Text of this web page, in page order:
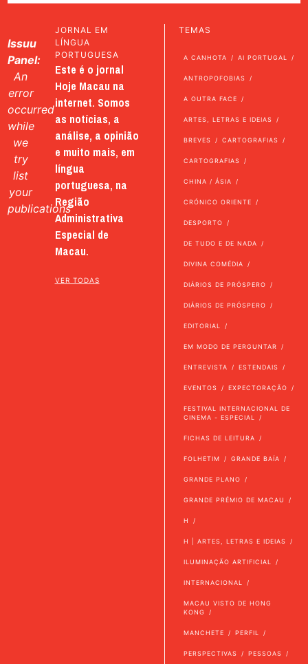
Issuu
Panel:
An
error
occurred
while
we
try
list
your
publications
JORNAL EM
LÍNGUA
PORTUGUESA
Este é o jornal
Hoje Macau na
internet. Somos
as notícias, a
análise, a opinião
e muito mais, em
língua
portuguesa, na
Região
Administrativa
Especial de
Macau.
VER TODAS
TEMAS
A CANHOTA AI PORTUGAL
ANTROPOFOBIAS
A OUTRA FACE
ARTES, LETRAS E IDEIAS
BREVES CARTOGRAFIAS
CARTOGRAFIAS
CHINA / ÁSIA
CRÓNICO ORIENTE
DESPORTO
DE TUDO E DE NADA
DIVINA COMÉDIA
DIÁRIOS DE PRÓSPERO
DIÁRIOS DE PRÓSPERO
EDITORIAL
EM MODO DE PERGUNTAR
ENTREVISTA ESTENDAIS
EVENTOS EXPECTORAÇÃO
FESTIVAL INTERNACIONAL DE
CINEMA - ESPECIAL
FICHAS DE LEITURA
FOLHETIM GRANDE BAÍA
GRANDE PLANO
GRANDE PRÉMIO DE MACAU
H
H | ARTES, LETRAS E IDEIAS
ILUMINAÇÃO ARTIFICIAL
INTERNACIONAL
MACAU VISTO DE HONG
KONG
MANCHETE PERFIL
PERSPECTIVAS PESSOAS